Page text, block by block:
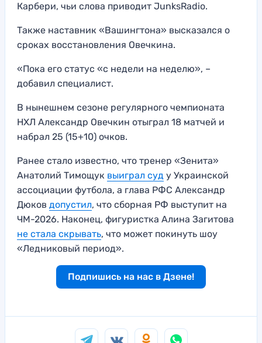
Карбери, чьи слова приводит JunksRadio.
Также наставник «Вашингтона» высказался о
сроках восстановления Овечкина.
«Пока его статус «с недели на неделю», –
добавил специалист.
В нынешнем сезоне регулярного чемпионата
НХЛ Александр Овечкин отыграл 18 матчей и
набрал 25 (15+10) очков.
Ранее стало известно, что тренер «Зенита»
Анатолий Тимощук выиграл суд у Украинской
ассоциации футбола, а глава РФС Александр
Дюков допустил, что сборная РФ выступит на
ЧМ-2026. Наконец, фигуристка Алина Загитова
не стала скрывать, что может покинуть шоу
«Ледниковый период».
Подпишись на нас в Дзене!